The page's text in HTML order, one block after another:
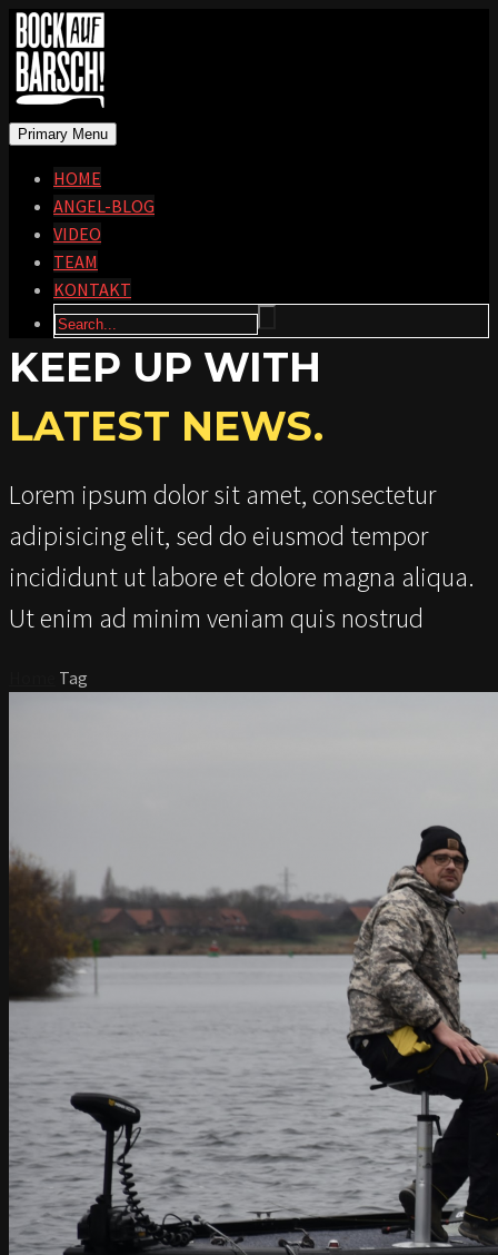
Primary Menu
HOME
ANGEL-BLOG
VIDEO
TEAM
KONTAKT
KEEP UP WITH
LATEST NEWS.
Lorem ipsum dolor sit amet, consectetur
adipisicing elit, sed do eiusmod tempor
incididunt ut labore et dolore magna aliqua.
Ut enim ad minim veniam quis nostrud
Tag